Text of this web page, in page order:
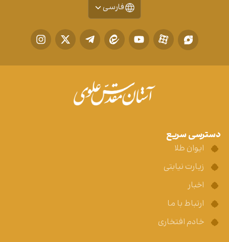
فارسی
دسترسی سریع
ایوان طلا
زیارت نیابتی
اخبار
ارتباط با ما
خادم افتخاری